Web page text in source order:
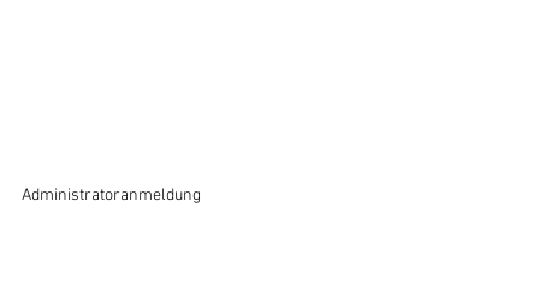
Administratoranmeldung